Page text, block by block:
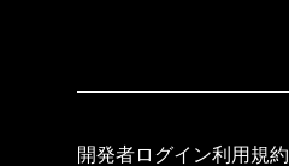
開発者ログイン利用規約